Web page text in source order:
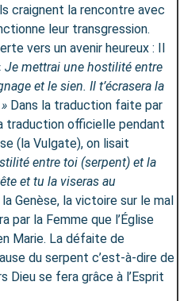
craignent la rencontre avec
leur transgression.
vers un avenir heureux : Il
Je mettrai une hostilité entre
et le sien. Il t’écrasera la
Dans la traduction faite par
traduction officielle pendant
(la Vulgate), on lisait
entre toi (serpent) et la
et tu la viseras au
Genèse, la victoire sur le mal
par la Femme que l’Église
Marie. La défaite de
du serpent c’est-à-dire de
Dieu se fera grâce à l’Esprit